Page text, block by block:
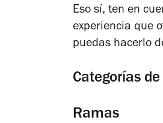
Eso sí, ten en
experiencia que
puedas hacerlo
Categorías
Ramas